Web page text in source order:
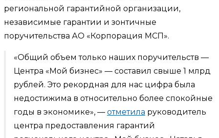
региональной гарантийной организации,
независимые гарантии и зонтичные
поручительства АО «Корпорация МСП».
«Общий объем только наших поручительств —
Центра «Мой бизнес» — составил свыше 1 млрд
рублей. Это рекордная для нас цифра была
недостижима в относительно более спокойные
годы в экономике», — отметила руководитель
центра предоставления гарантий